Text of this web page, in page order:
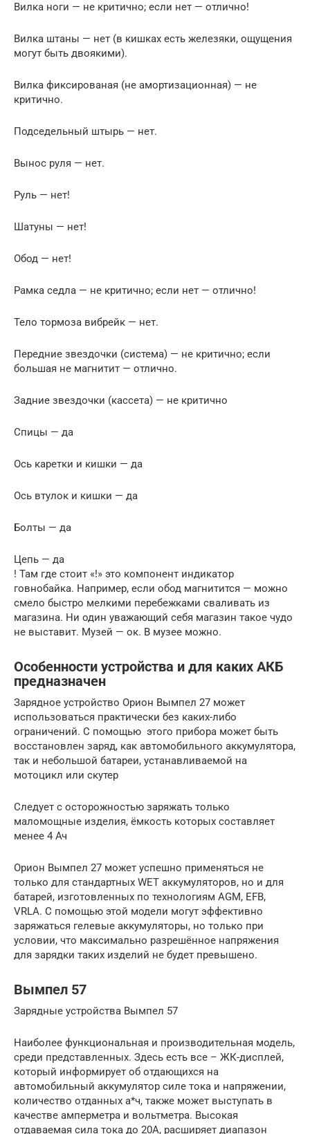
Вилка ноги — не критично; если нет — отлично!
Вилка штаны — нет (в кишках есть железяки, ощущения
могут быть двоякими).
Вилка фиксированая (не амортизационная) — не
критично.
Подседельный штырь — нет.
Вынос руля — нет.
Руль — нет!
Шатуны — нет!
Обод — нет!
Рамка седла — не критично; если нет — отлично!
Тело тормоза вибрейк — нет.
Передние звездочки (система) — не критично; если
большая не магнитит — отлично.
Задние звездочки (кассета) — не критично
Спицы — да
Ось каретки и кишки — да
Ось втулок и кишки — да
Болты — да
Цепь — да
! Там где стоит «!» это компонент индикатор
говнобайка. Например, если обод магнитится — можно
смело быстро мелкими перебежками сваливать из
магазина. Ни один уважающий себя магазин такое чудо
не выставит. Музей — ок. В музее можно.
Особенности устройства и для каких АКБ
предназначен
Зарядное устройство Орион Вымпел 27 может
использоваться практически без каких-либо
ограничений. С помощью этого прибора может быть
восстановлен заряд, как автомобильного аккумулятора,
так и небольшой батареи, устанавливаемой на
мотоцикл или скутер
Следует с осторожностью заряжать только
маломощные изделия, ёмкость которых составляет
менее 4 Ач
Орион Вымпел 27 может успешно применяться не
только для стандартных WET аккумуляторов, но и для
батарей, изготовленных по технологиям AGM, EFB,
VRLA. С помощью этой модели могут эффективно
заряжаться гелевые аккумуляторы, но только при
условии, что максимально разрешённое напряжения
для зарядки таких изделий не будет превышено.
Вымпел 57
Зарядные устройства Вымпел 57
Наиболее функциональная и производительная модель,
среди представленных. Здесь есть все – ЖК-дисплей,
который информирует об отдающихся на
автомобильный аккумулятор силе тока и напряжении,
количество отданных а*ч, также может выступать в
качестве амперметра и вольтметра. Высокая
отдаваемая сила тока до 20А, расширяет диапазон